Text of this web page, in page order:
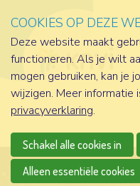
COOKIES OP DEZE
Deze website maakt
functioneren. Als je wilt
mogen gebruiken, kan je
wijzigen. Meer informatie
privacyverklaring.
Schakel alle cookies in
Alleen essentiële cookies